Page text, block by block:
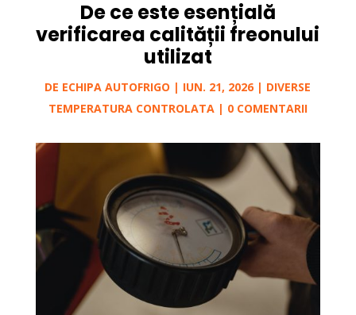
De ce este esențială
verificarea calității freonului
utilizat
DE ECHIPA AUTOFRIGO | IUN. 21, 2026 | DIVERSE
TEMPERATURA CONTROLATA| 0 COMENTARII